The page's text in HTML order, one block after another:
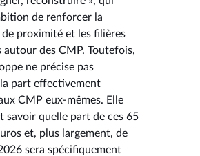
de renforcer la
proximité et les filières
des CMP. Toutefois,
ne précise pas
part effectivement
CMP eux-mêmes. Elle
savoir quelle part de ces 65
et, plus largement, de
sera spécifiquement